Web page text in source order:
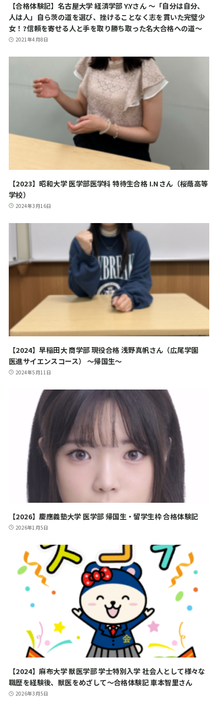
【合格体験記】名古屋大学 経済学部 Y.Yさん ～「自分は自分、
人は人」自ら茨の道を選び、挫けることなく志を貫いた完璧少
女！?信頼を寄せる人と手を取り勝ち取った名大合格への道～
2021年4月8日
【2023】昭和大学 医学部医学科 特待生合格 I.Nさん（桜蔭高等
学校）
2024年3月16日
【2024】早稲田大 商学部 現役合格 浅野真帆さん（広尾学園
医進サイエンスコース） ～帰国生～
2024年5月11日
【2026】慶應義塾大学 医学部 帰国生・留学生枠 合格体験記
2026年1月5日
【2024】麻布大学 獣医学部 学士特別入学 社会人として様々な
職歴を経験後、獣医をめざして～合格体験記 車本智里さん
2026年3月5日